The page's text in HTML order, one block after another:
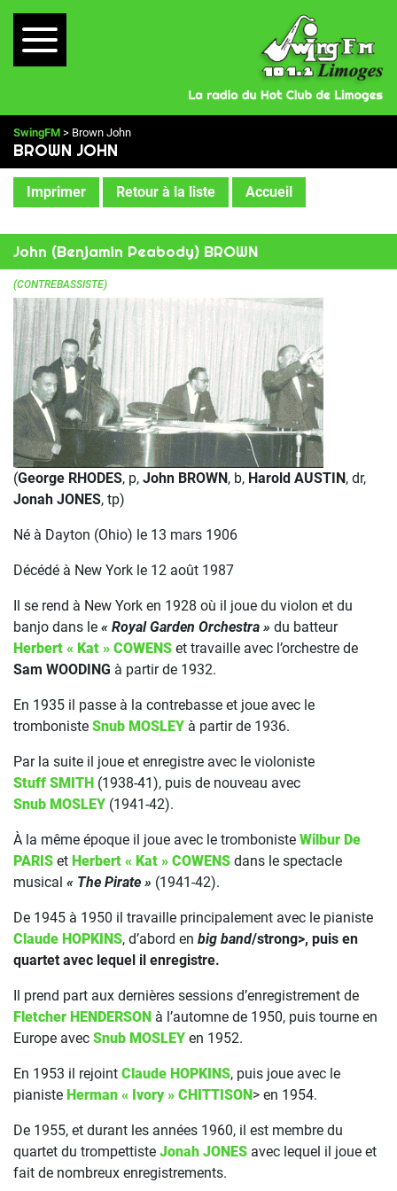
SwingFM > Brown John
BROWN JOHN
Imprimer Retour à la liste Accueil
John (Benjamin Peabody) BROWN
(CONTREBASSISTE)
(George RHODES, p, John BROWN , b, Harold AUSTIN , dr,
Jonah JONES, tp)
Né à Dayton (Ohio) le 13 mars 1906
Décédé à New York le 12 août 1987
Il se rend à New York en 1928 où il joue du violon et du
banjo dans le « Royal Garden Orchestra » du batteur
Herbert « Kat » COWENS et travaille avec l’orchestre de
Sam WOODING à partir de 1932.
En 1935 il passe à la contrebasse et joue avec le
tromboniste Snub MOSLEY à partir de 1936.
Par la suite il joue et enregistre avec le violoniste
Stuff SMITH (1938-41), puis de nouveau avec
Snub MOSLEY (1941-42).
À la même époque il joue avec le tromboniste Wilbur De
PARIS et Herbert « Kat » COWENS dans le spectacle
musical « The Pirate » (1941-42).
De 1945 à 1950 il travaille principalement avec le pianiste
Claude HOPKINS, d’abord en big band/strong>, puis en
quartet avec lequel il enregistre.
Il prend part aux dernières sessions d’enregistrement de
Fletcher HENDERSON à l’automne de 1950, puis tourne en
Europe avec Snub MOSLEY en 1952.
En 1953 il rejoint Claude HOPKINS, puis joue avec le
pianiste Herman « Ivory » CHITTISON > en 1954.
De 1955, et durant les années 1960, il est membre du
quartet du trompettiste Jonah JONES avec lequel il joue et
fait de nombreux enregistrements.